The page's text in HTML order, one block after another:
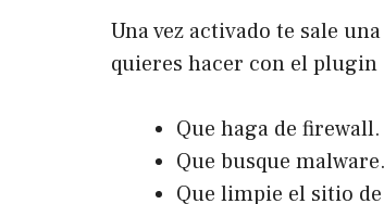
Una vez activado te sale
quieres hacer con el plugin
Que haga de firewall.
Que busque malware.
Que limpie el sitio